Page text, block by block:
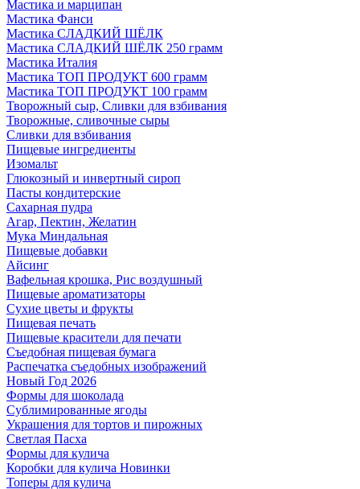
Мастика и марципан
Мастика Фанси
Мастика СЛАДКИЙ ШЁЛК
Мастика СЛАДКИЙ ШЁЛК 250 грамм
Мастика Италия
Мастика ТОП ПРОДУКТ 600 грамм
Мастика ТОП ПРОДУКТ 100 грамм
Творожный сыр, Сливки для взбивания
Творожные, сливочные сыры
Сливки для взбивания
Пищевые ингредиенты
Изомальт
Глюкозный и инвертный сироп
Пасты кондитерские
Сахарная пудра
Агар, Пектин, Желатин
Мука Миндальная
Пищевые добавки
Айсинг
Вафельная крошка, Рис воздушный
Пищевые ароматизаторы
Сухие цветы и фрукты
Пищевая печать
Пищевые красители для печати
Съедобная пищевая бумага
Распечатка съедобных изображений
Новый Год 2026
Формы для шоколада
Сублимированные ягоды
Украшения для тортов и пирожных
Светлая Пасха
Формы для кулича
Коробки для кулича Новинки
Топеры для кулича